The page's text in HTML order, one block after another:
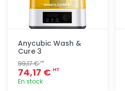
Anycubic Wash &
Cure 3
99,17 €HT
74,17 € HT
En stock